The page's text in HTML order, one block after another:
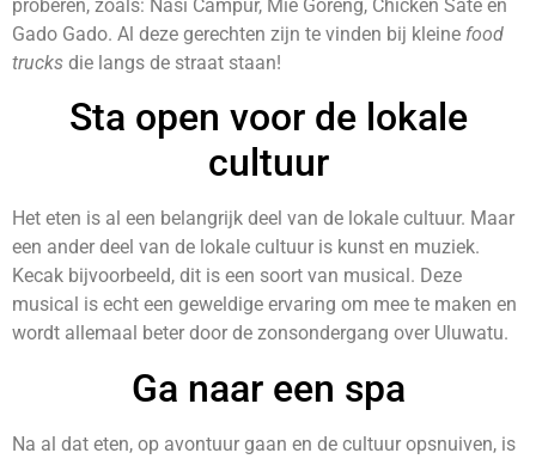
proberen, zoals: Nasi Campur, Mie Goreng, Chicken Sate en
Gado Gado. Al deze gerechten zijn te vinden bij kleine food
trucks die langs de straat staan!
Sta open voor de lokale
cultuur
Het eten is al een belangrijk deel van de lokale cultuur. Maar
een ander deel van de lokale cultuur is kunst en muziek.
Kecak bijvoorbeeld, dit is een soort van musical. Deze
musical is echt een geweldige ervaring om mee te maken en
wordt allemaal beter door de zonsondergang over Uluwatu.
Ga naar een spa
Na al dat eten, op avontuur gaan en de cultuur opsnuiven, is